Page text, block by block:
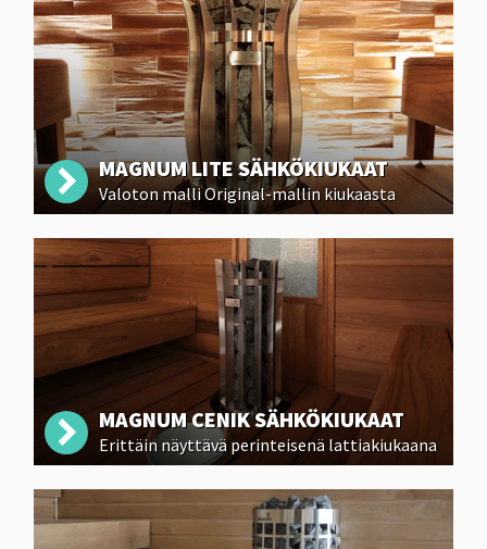
MAGNUM LITE SÄHKÖKIUKAAT
Valoton malli Original-mallin kiukaasta
MAGNUM CENIK SÄHKÖKIUKAAT
Erittäin näyttävä perinteisenä lattiakiukaana